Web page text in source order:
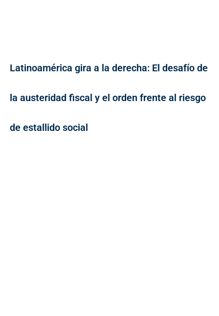
Latinoamérica gira a la derecha: El desafío de
la austeridad fiscal y el orden frente al riesgo
de estallido social